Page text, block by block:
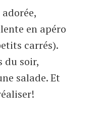
en apéro
carrés).
du soir,
salade. Et